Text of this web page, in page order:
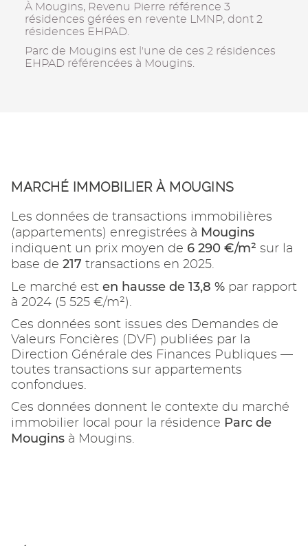
À Mougins, Revenu Pierre référence 3
résidences gérées en revente LMNP, dont 2
résidences EHPAD.
Parc de Mougins est l'une de ces 2 résidences
EHPAD référencées à Mougins.
MARCHÉ IMMOBILIER À MOUGINS
Les données de transactions immobilières
(appartements) enregistrées à Mougins
indiquent un prix moyen de 6 290 €/m² sur la
base de 217 transactions en 2025.
Le marché est en hausse de 13,8 % par rapport
à 2024 (5 525 €/m²).
Ces données sont issues des Demandes de
Valeurs Foncières (DVF) publiées par la
Direction Générale des Finances Publiques —
toutes transactions sur appartements
confondues.
Ces données donnent le contexte du marché
immobilier local pour la résidence Parc de
Mougins à Mougins.